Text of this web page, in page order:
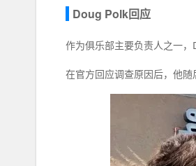
Doug Polk回应
作为俱乐部主要负责人之一
在官方回应调查原因后，他